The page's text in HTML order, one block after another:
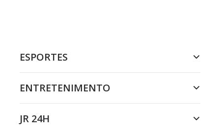
ESPORTES
ENTRETENIMENTO
JR 24H